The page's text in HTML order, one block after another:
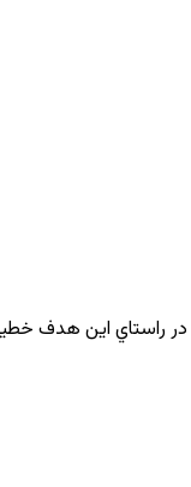
راستاي اين هدف